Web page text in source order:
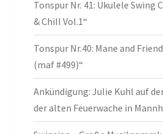
Tonspur Nr. 41: Ukulele Swing
& Chill Vol.1“
Tonspur Nr.40: Mane and
(maf #499)“
Ankündigung: Julie Kuhl auf
der alten Feuerwache in